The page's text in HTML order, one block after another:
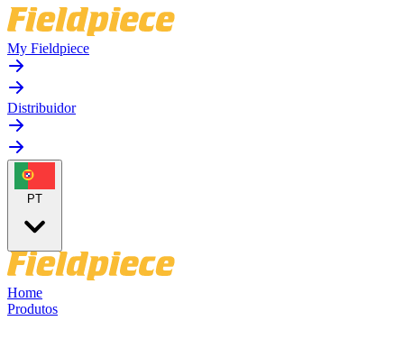
My Fieldpiece
Distribuidor
PT
Home
Produtos